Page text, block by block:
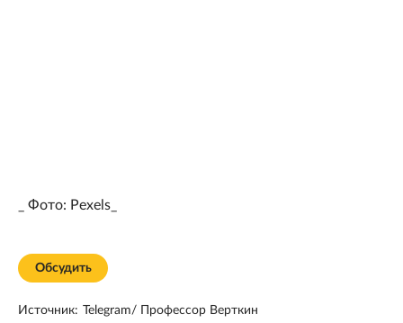
_ Фото: Pexels_
Обсудить
Источник: Telegram/ Профессор Верткин